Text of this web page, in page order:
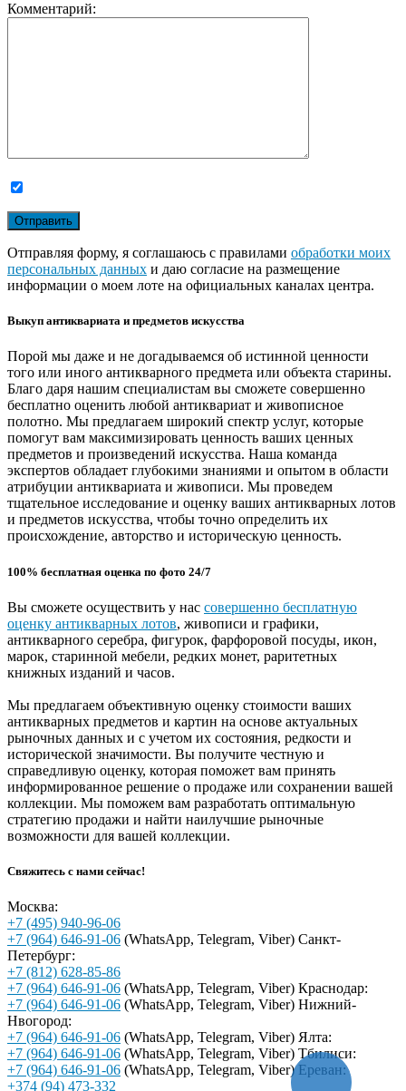
Комментарий:
Отправляя форму, я соглашаюсь с правилами обработки моих
персональных данных и даю согласие на размещение
информации о моем лоте на официальных каналах центра.
Выкуп антиквариата и предметов искусства
Порой мы даже и не догадываемся об истинной ценности
того или иного антикварного предмета или объекта старины.
Благо даря нашим специалистам вы сможете совершенно
бесплатно оценить любой антиквариат и живописное
полотно. Мы предлагаем широкий спектр услуг, которые
помогут вам максимизировать ценность ваших ценных
предметов и произведений искусства. Наша команда
экспертов обладает глубокими знаниями и опытом в области
атрибуции антиквариата и живописи. Мы проведем
тщательное исследование и оценку ваших антикварных лотов
и предметов искусства, чтобы точно определить их
происхождение, авторство и историческую ценность.
100% бесплатная оценка по фото 24/7
Вы сможете осуществить у нас совершенно бесплатную
оценку антикварных лотов, живописи и графики,
антикварного серебра, фигурок, фарфоровой посуды, икон,
марок, старинной мебели, редких монет, раритетных
книжных изданий и часов.
Мы предлагаем объективную оценку стоимости ваших
антикварных предметов и картин на основе актуальных
рыночных данных и с учетом их состояния, редкости и
исторической значимости. Вы получите честную и
справедливую оценку, которая поможет вам принять
информированное решение о продаже или сохранении вашей
коллекции. Мы поможем вам разработать оптимальную
стратегию продажи и найти наилучшие рыночные
возможности для вашей коллекции.
Свяжитесь с нами сейчас!
Москва:
+7 (495) 940-96-06
+7 (964) 646-91-06 (WhatsApp, Telegram, Viber) Санкт-
Петербург:
+7 (812) 628-85-86
+7 (964) 646-91-06 (WhatsApp, Telegram, Viber) Краснодар:
+7 (964) 646-91-06 (WhatsApp, Telegram, Viber) Нижний-
Нвогород:
+7 (964) 646-91-06 (WhatsApp, Telegram, Viber) Ялта:
+7 (964) 646-91-06 (WhatsApp, Telegram, Viber) Тбилиси:
+7 (964) 646-91-06 (WhatsApp, Telegram, Viber) Ереван:
+374 (94) 473-332